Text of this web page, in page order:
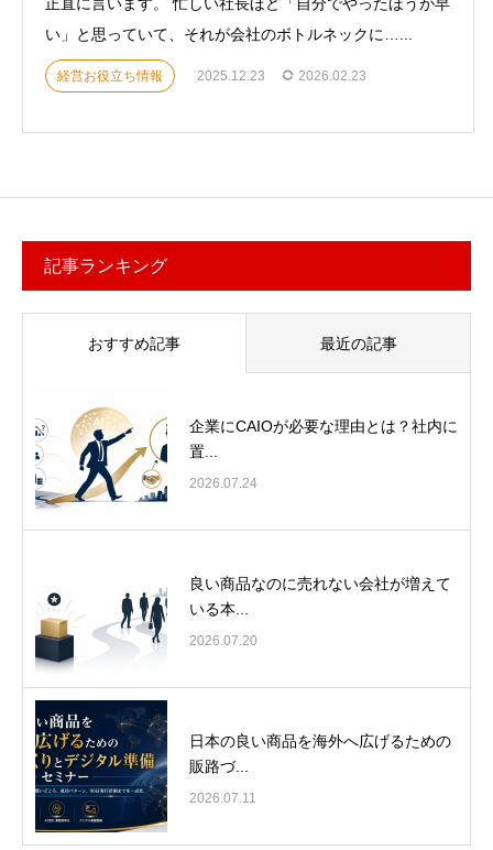
正直に言います。 忙しい社長ほど「自分でやったほうが早
い」と思っていて、それが会社のボトルネックに…...
経営お役立ち情報 2025.12.23 2026.02.23
記事ランキング
おすすめ記事 最近の記事
企業にCAIOが必要な理由とは？社内に
置...
2026.07.24
良い商品なのに売れない会社が増えて
いる本...
2026.07.20
日本の良い商品を海外へ広げるための
販路づ...
2026.07.11